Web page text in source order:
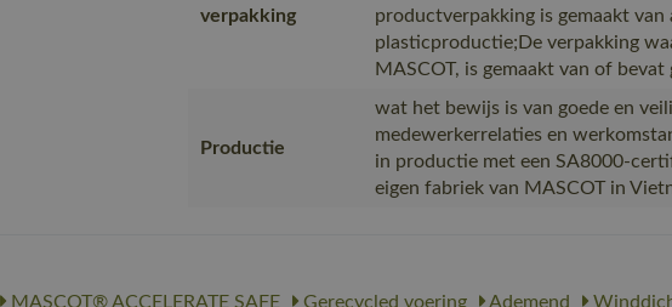
verpakking
productverpakking is gemaakt van
plasticproductie;De verpakking
MASCOT, is gemaakt van of bevat
Productie
wat het bewijs is van goede en
medewerkerrelaties en
in productie met een SA8000-
eigen fabriek van MASCOT in
MASCOT® ACCELERATE SAFE Gerecycled voering Ademend